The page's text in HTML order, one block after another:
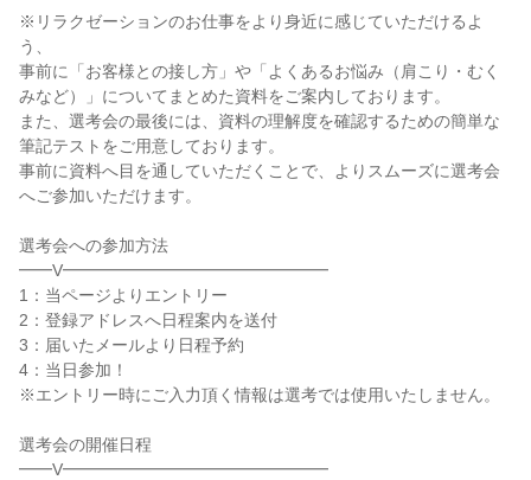
※リラクゼーションのお仕事をより身近に感じていただけるよ
う、
事前に「お客様との接し方」や「よくあるお悩み（肩こり・むく
みなど）」についてまとめた資料をご案内しております。
また、選考会の最後には、資料の理解度を確認するための簡単な
筆記テストをご用意しております。
事前に資料へ目を通していただくことで、よりスムーズに選考会
へご参加いただけます。
選考会への参加方法
━━V━━━━━━━━━━━━━━━━
1：当ページよりエントリー
2：登録アドレスへ日程案内を送付
3：届いたメールより日程予約
4：当日参加！
※エントリー時にご入力頂く情報は選考では使用いたしません。
選考会の開催日程
━━V━━━━━━━━━━━━━━━━